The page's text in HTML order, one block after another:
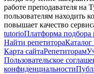
работе преподавателя на
пользователям находить
повышает качество
tutorioПлатформа подбора
Найти репетитораКаталог
Карта сайтаРепетиторам
Пользовательское
конфиденциальности